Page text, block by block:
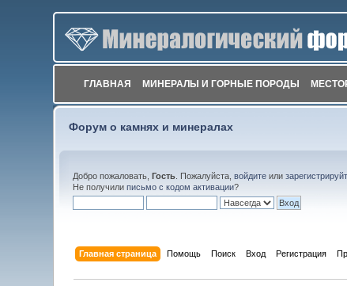
ГЛАВНАЯ МИНЕРАЛЫ И ГОРНЫЕ ПОРОДЫ
Форум о камнях и минералах
Добро пожаловать,Гость . Пожалуйста,войдите или
Не получилиписьмо с кодом активации?
Главная страница Помощь Поиск Вход Регистрация